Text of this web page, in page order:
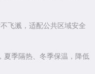
飞溅，适配公共区域安全
夏季隔热、冬季保温，降低